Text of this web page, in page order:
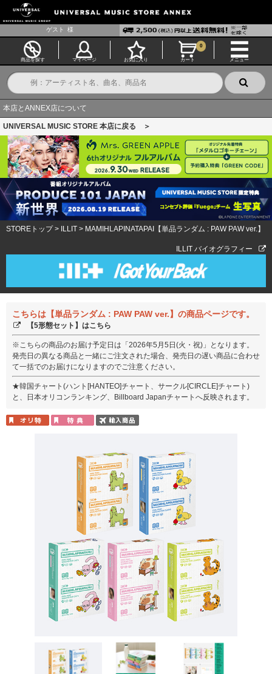
ゲスト 様
商品を探す マイページ お気に入り カート
0
メニュー
本店とANNEX店について
UNIVERSAL MUSIC STORE 本店に戻る ＞
STOREトップ> ILLIT > MAMIHLAPINATAPAI【単品ランダム : PAW PAW ver.】
ILLIT バイオグラフィー
こちらは【単品ランダム : PAW PAW ver.】の商品ページです。
【5形態セット】はこちら
※こちらの商品のお届け予定日は「2026年5月5日(火・祝)」となります。
発売日の異なる商品と一緒にご注文された場合、発売日の遅い商品に合わせ
て一括でのお届けになりますのでご注意ください。
★韓国チャート(ハント[HANTEO]チャート、サークル[CIRCLE]チャート)
と、日本オリコンランキング、Billboard Japanチャートへ反映されます。